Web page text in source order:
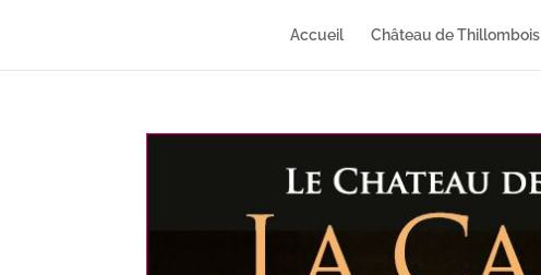
Accueil Château de Thillombois